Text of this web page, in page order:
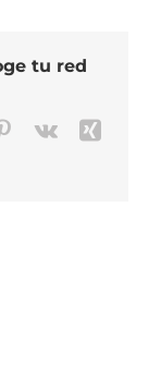
tu red
Pinterest
Vk
Xing